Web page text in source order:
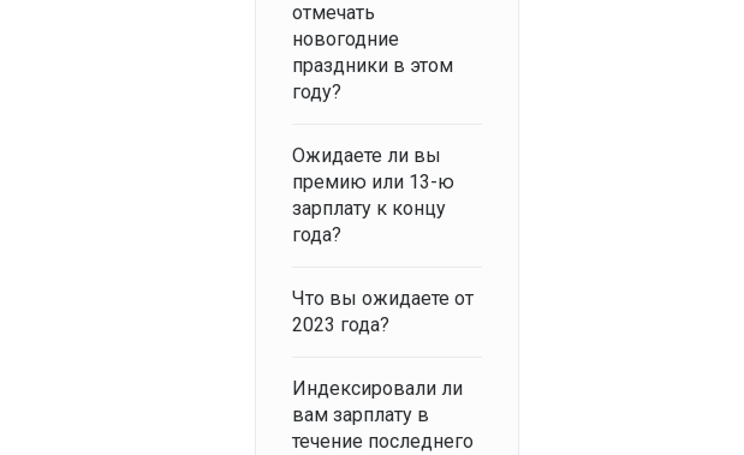
отмечать
новогодние
праздники в этом
году?
Ожидаете ли вы
премию или 13-ю
зарплату к концу
года?
Что вы ожидаете от
2023 года?
Индексировали ли
вам зарплату в
течение последнего